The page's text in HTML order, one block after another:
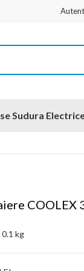
Sudura
COOLEX
0.1 kg